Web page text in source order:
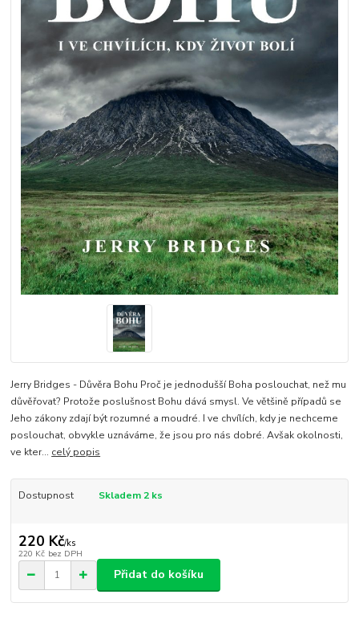
Jerry Bridges - Důvěra Bohu Proč je jednodušší Boha poslouchat, než mu
důvěřovat? Protože poslušnost Bohu dává smysl. Ve většině případů se
Jeho zákony zdají být rozumné a moudré. I ve chvílích, kdy je nechceme
poslouchat, obvykle uznáváme, že jsou pro nás dobré. Avšak okolnosti,
ve kter... celý popis
Dostupnost Skladem 2 ks
220 Kč/ks
220 Kč bez DPH
Přidat do košíku